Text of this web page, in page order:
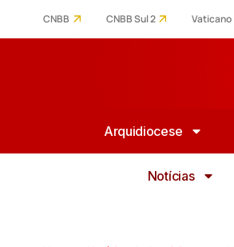
CNBB CNBB Sul 2 Vaticano
Arquidiocese
Notícias